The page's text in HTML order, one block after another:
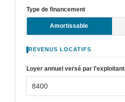
Type de financement
Amortissable
REVENUS LOCATIFS
Loyer annuel versé par l'exploitant